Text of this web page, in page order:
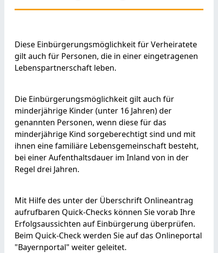
Diese Einbürgerungsmöglichkeit für Verheiratete
gilt auch für Personen, die in einer eingetragenen
Lebenspartnerschaft leben.
Die Einbürgerungsmöglichkeit gilt auch für
minderjährige Kinder (unter 16 Jahren) der
genannten Personen, wenn diese für das
minderjährige Kind sorgeberechtigt sind und mit
ihnen eine familiäre Lebensgemeinschaft besteht,
bei einer Aufenthaltsdauer im Inland von in der
Regel drei Jahren.
Mit Hilfe des unter der Überschrift Onlineantrag
aufrufbaren Quick-Checks können Sie vorab Ihre
Erfolgsaussichten auf Einbürgerung überprüfen.
Beim Quick-Check werden Sie auf das Onlineportal
"Bayernportal" weiter geleitet.